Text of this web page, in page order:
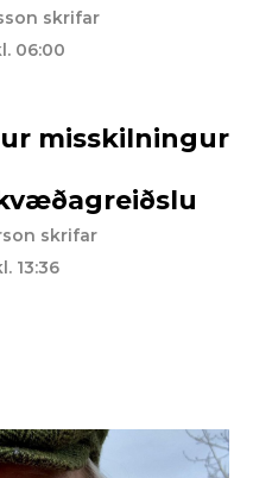
skrifar
06:00
misskilningur
skrifar
13:36